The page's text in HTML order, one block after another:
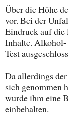
Über die Höhe
vor. Bei der
Eindruck auf die
Inhalte. Alkohol-
Test
Da allerdings
sich genommen
wurde ihm eine
einbehalten.